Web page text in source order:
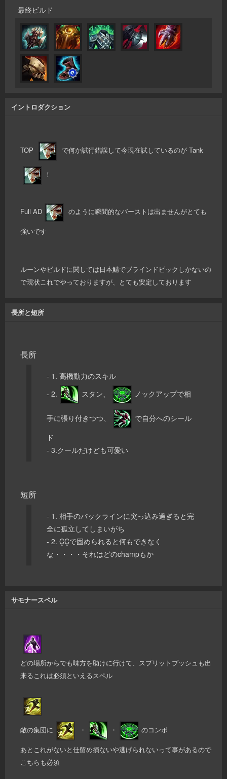
最終ビルド
イントロダクション
TOP で何か試行錯誤して今現在試しているのが Tank
！
Full AD のように瞬間的なバーストは出ませんがとても
強いです
ルーンやビルドに関しては日本鯖でブラインドピックしかないの
で現状これでやっておりますが、とても安定しております
長所と短所
長所
- 1. 高機動力のスキル
- 2.
スタン、 ノックアップで相
手に張り付きつつ、
で自分へのシール
ド
- 3.クールだけども可愛い
短所
- 1. 相手のバックラインに突っ込み過ぎると完
全に孤立してしまいがち
- 2. ÇÇで固められると何もできなく
な・・・・それはどのchampもか
サモナースペル
どの場所からでも味方を助けに行けて、スプリットプッシュも出
来るこれは必須といえるスペル
敵の集団に ・ ・ のコンボ
あとこれがないと仕留め損ないや逃げられないって事があるので
こちらも必須